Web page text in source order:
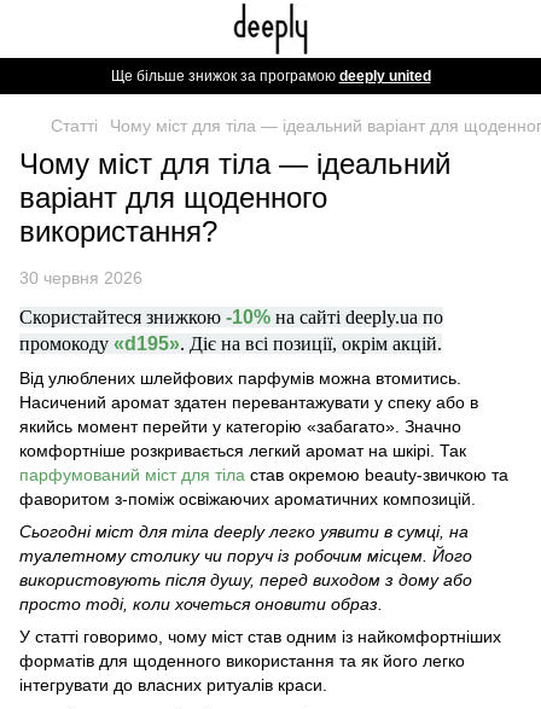
Ще більше знижок за програмою deeply united
Статті Чому міст для тіла — ідеальний варіант для
Чому міст для тіла — ідеальний
варіант для щоденного
використання?
30 червня 2026
Скористайтеся знижкою -10% на сайті deeply.ua по
промокоду «d195». Діє на всі позиції, окрім акцій.
Від улюблених шлейфових парфумів можна втомитись.
Насичений аромат здатен перевантажувати у спеку або в
якийсь момент перейти у категорію «забагато». Значно
комфортніше розкривається легкий аромат на шкірі. Так
парфумований міст для тіла став окремою beauty-звичкою та
фаворитом з-поміж освіжаючих ароматичних композицій.
Сьогодні міст для тіла deeply легко уявити в сумці, на
туалетному столику чи поруч із робочим місцем. Його
використовують після душу, перед виходом з дому або
просто тоді, коли хочеться оновити образ.
У статті говоримо, чому міст став одним із найкомфортніших
форматів для щоденного використання та як його легко
інтегрувати до власних ритуалів краси.